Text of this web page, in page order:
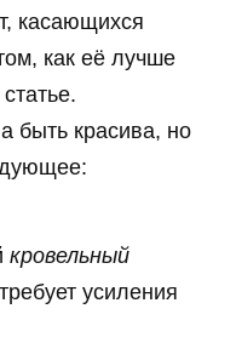
касающихся
как её лучше
быть красива, но
кровельный
усиления